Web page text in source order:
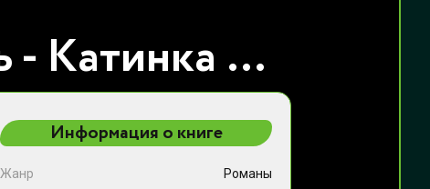
Удержи меня. Здесь - Катинка Энгель
Информация о книге
Жанр
Романы